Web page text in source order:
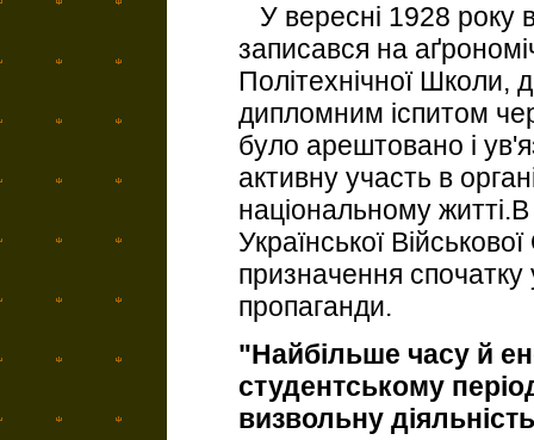
У вересні 1928 року
записався на
Політехнічної Школи,
дипломним іспитом
було арештовано і
активну участь в
національному
Української
призначення спочатку
пропаганди.
"Найбільше часу й
студентському
визвольну